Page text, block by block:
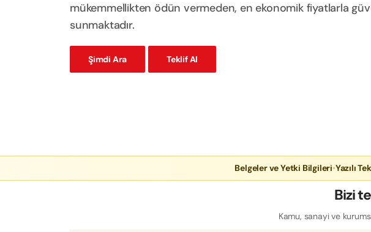
mükemmellikten ödün vermeden, en ekonomik fiyatlarla
sunmaktadır.
Şimdi Ara Teklif Al
Belgeler ve Yetki Bilgileri•Yazılı
Bizi
Kamu, sanayi ve